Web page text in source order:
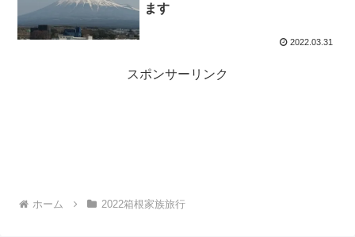
ます
2022.03.31
スポンサーリンク
ホーム 2022箱根家族旅行